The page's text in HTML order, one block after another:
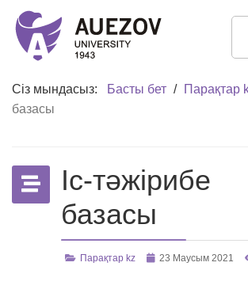
Сіз мындасыз: Басты бет / Парақтар
базасы
Іс-тәжірибе
базасы
Парақтар kz 23 Маусым 2021